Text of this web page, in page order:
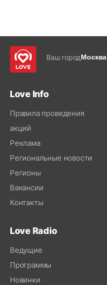
Ваш городМосква
Love Info
Правила проведения
акций
Реклама
Региональные новости
Регионы
Вакансии
Контакты
Love Radio
Ведущие
Программы
Новинки